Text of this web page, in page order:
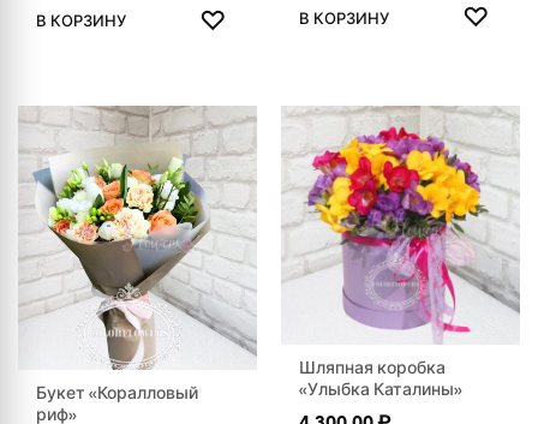
В КОРЗИНУ ♡
ДОБАВИТЬ В ИЗБРАННОЕ
В КОРЗИНУ ♡
Букет «Коралловый
риф»
Шляпная коробка
«Улыбка Каталины»